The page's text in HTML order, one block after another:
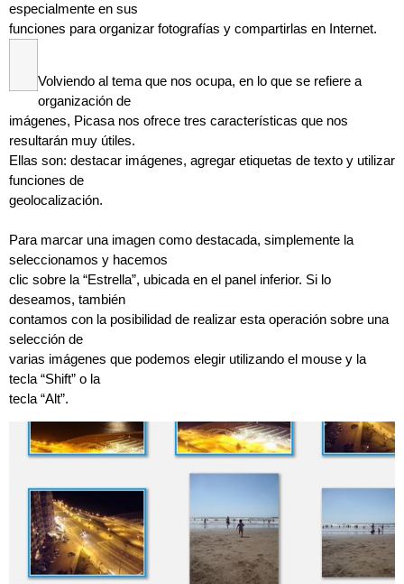
especialmente en sus
funciones para organizar fotografías y compartirlas en Internet.
Volviendo al tema que nos ocupa, en lo que se refiere a
organización de
imágenes, Picasa nos ofrece tres características que nos
resultarán muy útiles.
Ellas son: destacar imágenes, agregar etiquetas de texto y utilizar
funciones de
geolocalización.
Para marcar una imagen como destacada, simplemente la
seleccionamos y hacemos
clic sobre la “Estrella”, ubicada en el panel inferior. Si lo
deseamos, también
contamos con la posibilidad de realizar esta operación sobre una
selección de
varias imágenes que podemos elegir utilizando el mouse y la
tecla “Shift” o la
tecla “Alt”.